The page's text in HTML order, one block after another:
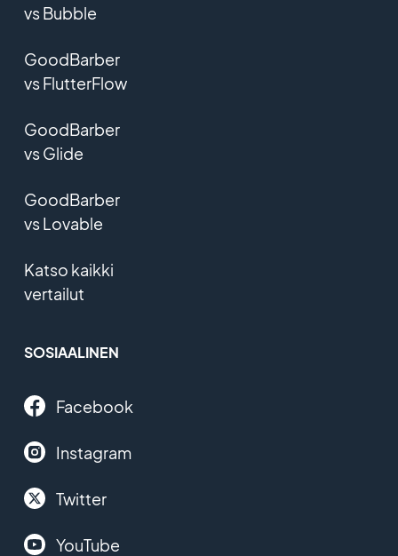
vs Bubble
GoodBarber
vs FlutterFlow
GoodBarber
vs Glide
GoodBarber
vs Lovable
Katso kaikki
vertailut
SOSIAALINEN
Facebook
Instagram
Twitter
YouTube